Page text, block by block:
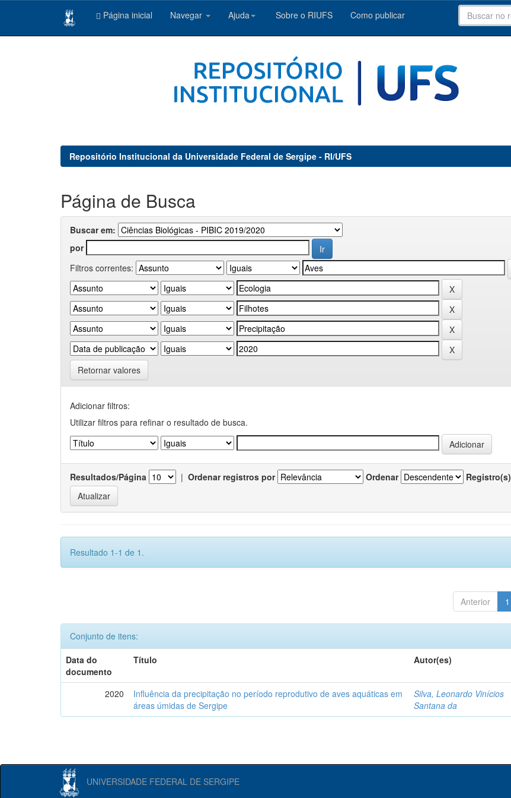
Página inicial Navegar Ajuda Sobre o RIUFS Como publicar
Repositório Institucional da Universidade Federal de Sergipe - RI/UFS
Página de Busca
Buscar em:
por
Filtros correntes:
Retornar valores
Adicionar filtros:
Utilizar filtros para refinar o resultado de busca.
Resultados/Página | Ordenar registros por Ordenar Registro(s)
Resultado 1-1 de 1.
Anterior 1
Conjunto de itens:
Data do
documento
Título Autor(es)
2020
Influência da precipitação no período reprodutivo de aves aquáticas em
áreas úmidas de Sergipe
Silva, Leonardo Vinícios
Santana da
UNIVERSIDADE FEDERAL DE SERGIPE